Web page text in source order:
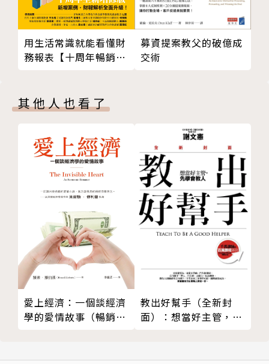
的升官加薪永遠比別人早一步》
王正芬
威通信網路總經理、宏廣集團藝動網執行副總、國家型
數位學習子計畫執行長。曾與資策會合作策畫台灣首屆
網際網路萬人大學模擬考，也承辦過金門文化藝術節、
阿里山生命豆季等大型藝文活動，從資訊、網路動畫角
色開發到藝文活動，最樂在其中的還是與台灣創業家一
起記錄產業訣竅和轉換企業隱性知識的工作。2009年
成立玄人社公司，以協助企業有系統地記錄隱性知識、
傳承企業文化為終身職志。著有《台灣資訊電子產業版
圖》《從美濃到美隆》等。
相關著作
《比專業更重要的隱形競爭力：多做一小步，創造難以
取代的價值》
《讓上司放心交辦任務的CSI工作術：工作零失誤，你
用生活常識就能看懂財
務報表【十周年暢銷紀
募資提案教父的破億成
交術
其他人也看了
愛上經濟：一個談經濟
學的愛情故事（暢銷紀
教出好幫手（全新封
面）：想當好主管，先